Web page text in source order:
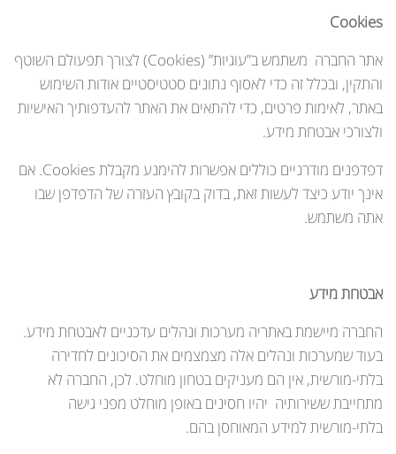
Cookies
אתר החברה משתמש ב”עוגיות” (Cookies) לצורך תפעולם השוטף
והתקין, ובכלל זה כדי לאסוף נתונים סטטיסטיים אודות השימוש
באתר, לאימות פרטים, כדי להתאים את האתר להעדפותיך האישיות
ולצורכי אבטחת מידע.
דפדפנים מודרניים כוללים אפשרות להימנע מקבלת Cookies. אם
אינך יודע כיצד לעשות זאת, בדוק בקובץ העזרה של הדפדפן שבו
אתה משתמש.
אבטחת מידע
החברה מיישמת באתריה מערכות ונהלים עדכניים לאבטחת מידע.
בעוד שמערכות ונהלים אלה מצמצמים את הסיכונים לחדירה
בלתי-מורשית, אין הם מעניקים בטחון מוחלט. לכן, החברה לא
מתחייבת ששירותיה יהיו חסינים באופן מוחלט מפני גישה
בלתי-מורשית למידע המאוחסן בהם.